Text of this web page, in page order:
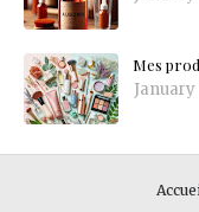
Mes
January